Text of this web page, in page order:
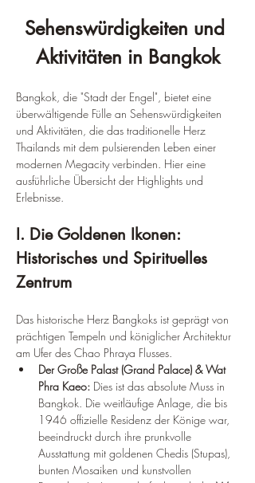
Sehenswürdigkeiten und
Aktivitäten in Bangkok
Bangkok, die "Stadt der Engel", bietet eine
überwältigende Fülle an Sehenswürdigkeiten
und Aktivitäten, die das traditionelle Herz
Thailands mit dem pulsierenden Leben einer
modernen Megacity verbinden. Hier eine
ausführliche Übersicht der Highlights und
Erlebnisse.
I. Die Goldenen Ikonen:
Historisches und Spirituelles
Zentrum
Das historische Herz Bangkoks ist geprägt von
prächtigen Tempeln und königlicher Architektur
am Ufer des Chao Phraya Flusses.
Der Große Palast (Grand Palace) & Wat
Phra Kaeo: Dies ist das absolute Muss in
Bangkok. Die weitläufige Anlage, die bis
1946 offizielle Residenz der Könige war,
beeindruckt durch ihre prunkvolle
Ausstattung mit goldenen Chedis (Stupas),
bunten Mosaiken und kunstvollen